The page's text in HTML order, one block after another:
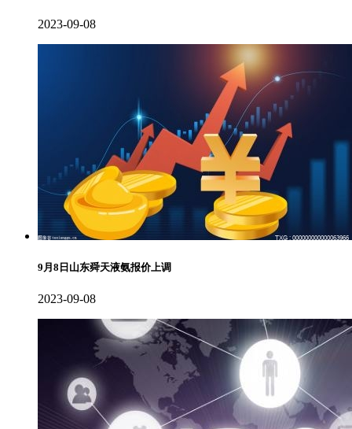
2023-09-08
9月8日山东舜天液氨报价上调
2023-09-08